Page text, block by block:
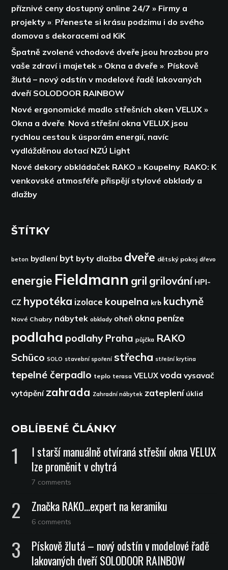
příznivé ceny dostupný online 24/7 » Firmy a
projekty »: Přeneste si krásu podzimu i do svého
domova s dekoracemi od KiK
Špatně zvolené vchodové dveře jsou hrozbou pro
vaše zdraví i majetek » Okna a dveře »: Pískově
žlutá – nový odstín v modelové řadě lakovaných
dveří SOLODOOR RAINBOW
Nové ergonomické madlo střešních oken VELUX »
Okna a dveře: Nová střešní okna VELUX jsou
rychlou cestou k úsporám energií, navíc
vydlážděnou dotací NZÚ Light
Nové dekory obkládaček RAKO » Koupelny: RAKO: K
venkovské atmosféře přispějí stylové obklady a
dlažby
ŠTÍTKY
beton bydlení byt byty dlažba dveře dětský pokoj dřevo
energie Fieldmann gril grilování HPI-
CZ hypotéka izolace koupelna krb kuchyně
Nové Chabry nábytek obklady oheň okna peníze
podlaha podlahy Praha půjčka RAKO
Schüco SOLO stavební spoření střecha střešní krytina
tepelné čerpadlo teplo terasa VELUX voda vysavač
vytápění zahrada Zahradní nábytek zateplení úklid
OBLÍBENÉ ČLÁNKY
I starší manuálně otvíraná střešní okna VELUX
lze proměnit v chytrá
7 comments
Značka RAKO…expert na keramiku
6 comments
Pískově žlutá – nový odstín v modelové řadě
lakovaných dveří SOLODOOR RAINBOW